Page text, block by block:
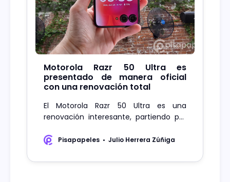
Motorola Razr 50 Ultra es
presentado de manera oficial
con una renovación total
El Motorola Razr 50 Ultra es una
renovación interesante, partiendo por
más capaz.
Pisapapeles Julio Herrera Zúñiga